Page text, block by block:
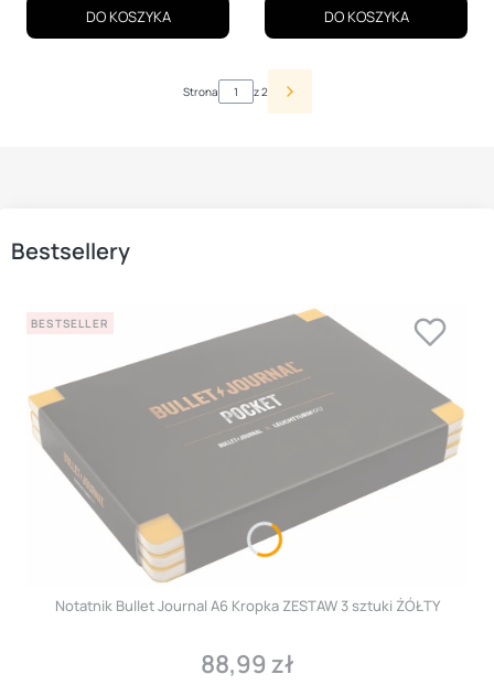
DO KOSZYKA DO KOSZYKA
Strona z 2
Bestsellery
BESTSELLER
Notatnik Bullet Journal A6 Kropka ZESTAW 3 sztuki ŻÓŁTY
Cena
88,99 zł